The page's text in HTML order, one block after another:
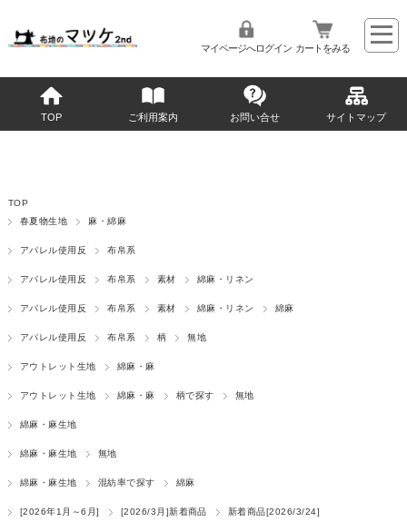
マイページへログイン カートをみる
TOP ご利用案内 お問い合せ サイトマップ
TOP
春夏物生地
麻・綿麻
アパレル使用反 布帛系
アパレル使用反 布帛系 素材 綿麻・リネン
アパレル使用反 布帛系 素材 綿麻・リネン 綿麻
アパレル使用反 布帛系 柄 無地
アウトレット生地 綿麻・麻
アウトレット生地 綿麻・麻 柄で探す 無地
綿麻・麻生地
綿麻・麻生地 無地
綿麻・麻生地 混紡率で探す 綿麻
[2026年1月～6月] [2026/3月]新着商品 新着商品[2026/3/24]